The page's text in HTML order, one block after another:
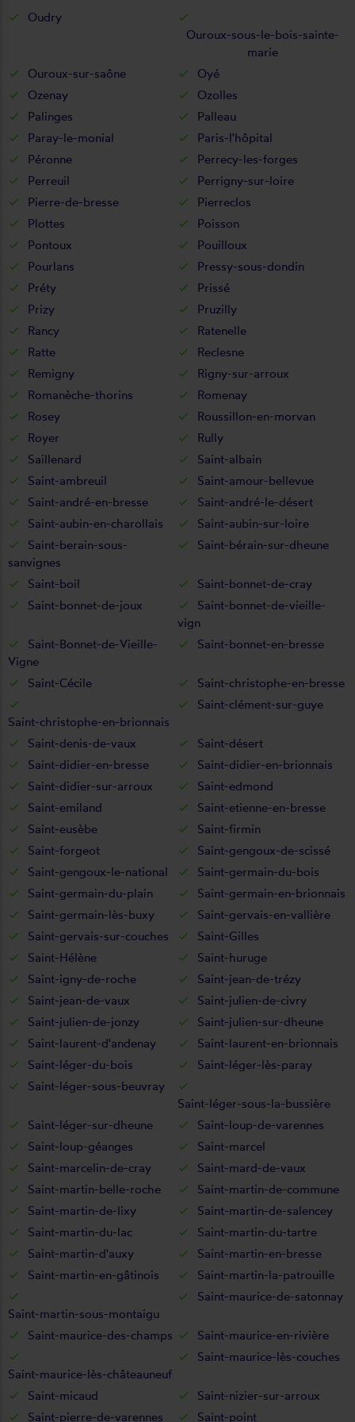
Oudry
Ouroux-sous-le-bois-sainte-
marie
Ouroux-sur-saône
Oyé
Ozenay
Ozolles
Palinges
Palleau
Paray-le-monial
Paris-l'hôpital
Péronne
Perrecy-les-forges
Perreuil
Perrigny-sur-loire
Pierre-de-bresse
Pierreclos
Plottes
Poisson
Pontoux
Pouilloux
Pourlans
Pressy-sous-dondin
Préty
Prissé
Prizy
Pruzilly
Rancy
Ratenelle
Ratte
Reclesne
Remigny
Rigny-sur-arroux
Romanèche-thorins
Romenay
Rosey
Roussillon-en-morvan
Royer
Rully
Saillenard
Saint-albain
Saint-ambreuil
Saint-amour-bellevue
Saint-andré-en-bresse
Saint-andré-le-désert
Saint-aubin-en-charollais
Saint-aubin-sur-loire
Saint-berain-sous-
sanvignes
Saint-bérain-sur-dheune
Saint-boil
Saint-bonnet-de-cray
Saint-bonnet-de-joux
Saint-bonnet-de-vieille-
vign
Saint-Bonnet-de-Vieille-
Vigne
Saint-bonnet-en-bresse
Saint-Cécile Saint-christophe-en-bresse
Saint-christophe-en-brionnais
Saint-clément-sur-guye
Saint-denis-de-vaux
Saint-désert
Saint-didier-en-bresse
Saint-didier-en-brionnais
Saint-didier-sur-arroux
Saint-edmond
Saint-emiland
Saint-etienne-en-bresse
Saint-eusèbe
Saint-firmin
Saint-forgeot
Saint-gengoux-de-scissé
Saint-gengoux-le-national
Saint-germain-du-bois
Saint-germain-du-plain
Saint-germain-en-brionnais
Saint-germain-lès-buxy
Saint-gervais-en-vallière
Saint-gervais-sur-couches
Saint-Gilles
Saint-Hélène
Saint-huruge
Saint-igny-de-roche
Saint-jean-de-trézy
Saint-jean-de-vaux
Saint-julien-de-civry
Saint-julien-de-jonzy
Saint-julien-sur-dheune
Saint-laurent-d'andenay
Saint-laurent-en-brionnais
Saint-léger-du-bois
Saint-léger-lès-paray
Saint-léger-sous-beuvray
Saint-léger-sous-la-bussière
Saint-léger-sur-dheune
Saint-loup-de-varennes
Saint-loup-géanges
Saint-marcel
Saint-marcelin-de-cray
Saint-mard-de-vaux
Saint-martin-belle-roche
Saint-martin-de-commune
Saint-martin-de-lixy
Saint-martin-de-salencey
Saint-martin-du-lac
Saint-martin-du-tartre
Saint-martin-d'auxy
Saint-martin-en-bresse
Saint-martin-en-gâtinois
Saint-martin-la-patrouille
Saint-martin-sous-montaigu
Saint-maurice-de-satonnay
Saint-maurice-des-champs Saint-maurice-en-rivière
Saint-maurice-lès-châteauneuf
Saint-maurice-lès-couches
Saint-micaud
Saint-nizier-sur-arroux
Saint-pierre-de-varennes
Saint-point